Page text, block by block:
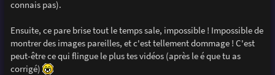
connais pas).
Ensuite, ce pare brise tout le temps sale, impossible ! Impossible de
montrer des images pareilles, et c'est tellement dommage ! C'est
peut-être ce qui flingue le plus tes vidéos (après le é que tu as
corrigé)